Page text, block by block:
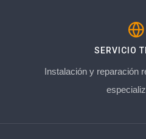
SERVICIO
Instalación y reparación